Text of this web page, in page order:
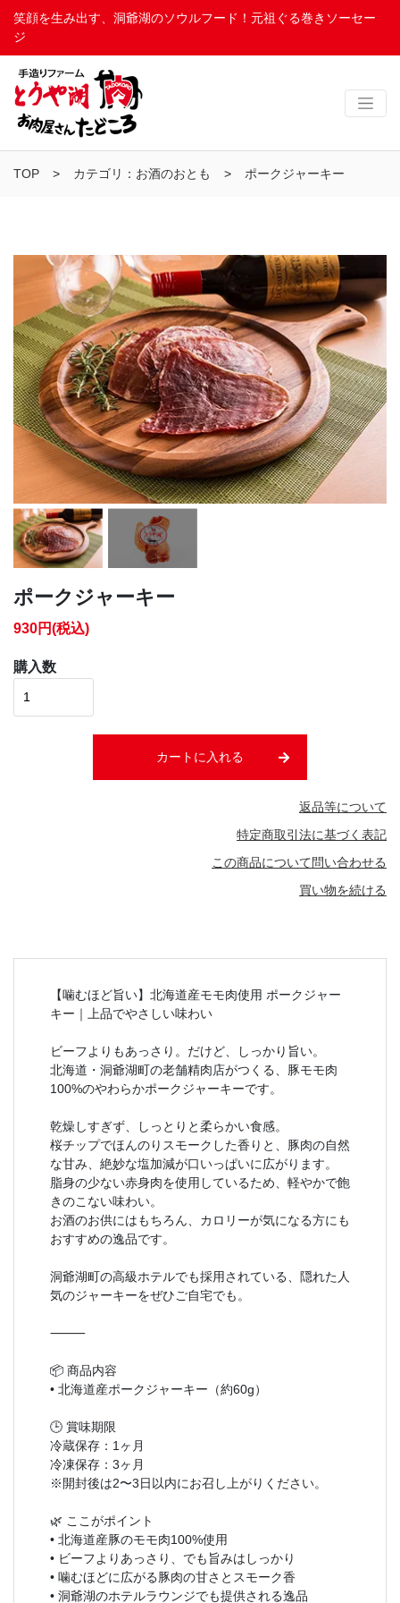
笑顔を生み出す、洞爺湖のソウルフード！元祖ぐる巻きソーセー
ジ
TOP カテゴリ：お酒のおとも ポークジャーキー
ポークジャーキー
930円(税込)
購入数
カートに入れる
返品等について
特定商取引法に基づく表記
この商品について問い合わせる
買い物を続ける
【噛むほど旨い】北海道産モモ肉使用 ポークジャー
キー｜上品でやさしい味わい
ビーフよりもあっさり。だけど、しっかり旨い。
北海道・洞爺湖町の老舗精肉店がつくる、豚モモ肉
100%のやわらかポークジャーキーです。
乾燥しすぎず、しっとりと柔らかい食感。
桜チップでほんのりスモークした香りと、豚肉の自然
な甘み、絶妙な塩加減が口いっぱいに広がります。
脂身の少ない赤身肉を使用しているため、軽やかで飽
きのこない味わい。
お酒のお供にはもちろん、カロリーが気になる方にも
おすすめの逸品です。
洞爺湖町の高級ホテルでも採用されている、隠れた人
気のジャーキーをぜひご自宅でも。
⸻
📦 商品内容
• 北海道産ポークジャーキー（約60g）
🕒 賞味期限
冷蔵保存：1ヶ月
冷凍保存：3ヶ月
※開封後は2〜3日以内にお召し上がりください。
🌿 ここがポイント
• 北海道産豚のモモ肉100%使用
• ビーフよりあっさり、でも旨みはしっかり
• 噛むほどに広がる豚肉の甘さとスモーク香
• 洞爺湖のホテルラウンジでも提供される逸品